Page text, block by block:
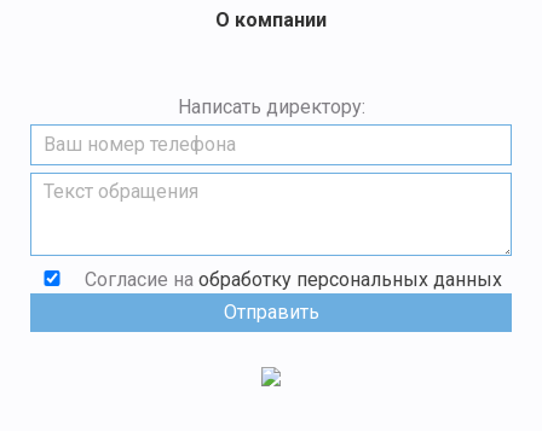
О компании
Написать директору:
Согласие на обработку персональных данных